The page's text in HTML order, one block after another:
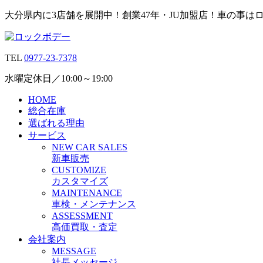
大分県内に3店舗を展開中！創業47年・JU加盟店！車の事は
TEL 0977-23-7378
水曜定休日／10:00～19:00
HOME
総合在庫
選ばれる理由
サービス
NEW CAR SALES
新車販売
CUSTOMIZE
カスタマイズ
MAINTENANCE
車検・メンテナンス
ASSESSMENT
高価買取・査定
会社案内
MESSAGE